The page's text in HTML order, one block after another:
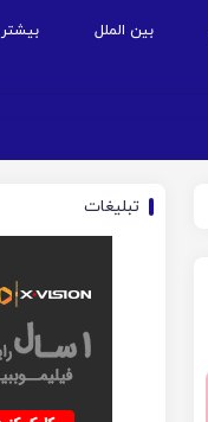
بین الملل بیشتر
تبلیغات